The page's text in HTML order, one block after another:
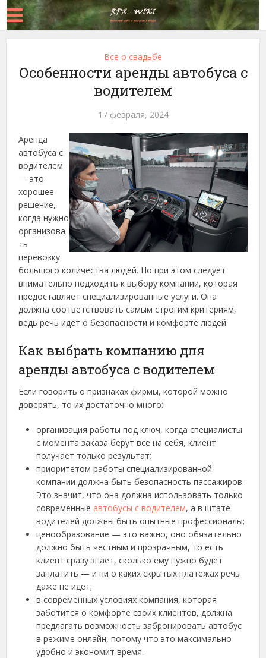
Все о свадьбе
Особенности аренды автобуса с
водителем
17 февраля, 2024
Аренда
автобуса с
водителем
— это
хорошее
решение,
когда нужно
организова
ть
перевозку
большого количества людей. Но при этом следует
внимательно подходить к выбору компании, которая
предоставляет специализированные услуги. Она
должна соответствовать самым строгим критериям,
ведь речь идет о безопасности и комфорте людей.
Как выбрать компанию для
аренды автобуса с водителем
Если говорить о признаках фирмы, которой можно
доверять, то их достаточно много:
организация работы под ключ, когда специалисты
с момента заказа берут все на себя, клиент
получает только результат;
приоритетом работы специализированной
компании должна быть безопасность пассажиров.
Это значит, что она должна использовать только
современные автобусы с водителем, а в штате
водителей должны быть опытные профессионалы;
ценообразование — это важно, оно обязательно
должно быть честным и прозрачным, то есть
клиент сразу знает, сколько ему нужно будет
заплатить — и ни о каких скрытых платежах речь
даже не идет;
в современных условиях компания, которая
заботится о комфорте своих клиентов, должна
предлагать возможность забронировать автобус
в режиме онлайн, потому что это максимально
удобно и экономит время.